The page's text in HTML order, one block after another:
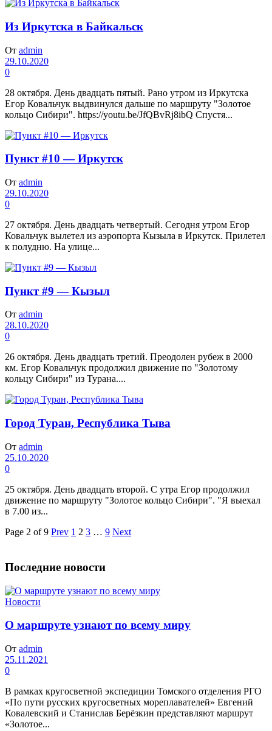
Из Иркутска в Байкальск
От admin
29.10.2020
0
28 октября. День двадцать пятый. Рано утром из Иркутска
Егор Ковальчук выдвинулся дальше по маршруту "Золотое
кольцо Сибири". https://youtu.be/JfQBvRj8ibQ Спустя...
Пункт #10 — Иркутск
От admin
29.10.2020
0
27 октября. День двадцать четвертый. Сегодня утром Егор
Ковальчук вылетел из аэропорта Кызыла в Иркутск. Прилетел
к полудню. На улице...
Пункт #9 — Кызыл
От admin
28.10.2020
0
26 октября. День двадцать третий. Преодолен рубеж в 2000
км. Егор Ковальчук продолжил движение по "Золотому
кольцу Сибири" из Турана....
Город Туран, Республика Тыва
От admin
25.10.2020
0
25 октября. День двадцать второй. С утра Егор продолжил
движение по маршруту "Золотое кольцо Сибири". "Я выехал
в 7.00 из...
Page 2 of 9 Prev 1 2 3 … 9 Next
Последние новости
Новости
О маршруте узнают по всему миру
От admin
25.11.2021
0
В рамках кругосветной экспедиции Томского отделения РГО
«По пути русских кругосветных мореплавателей» Евгений
Ковалевский и Станислав Берёзкин представляют маршрут
«Золотое...